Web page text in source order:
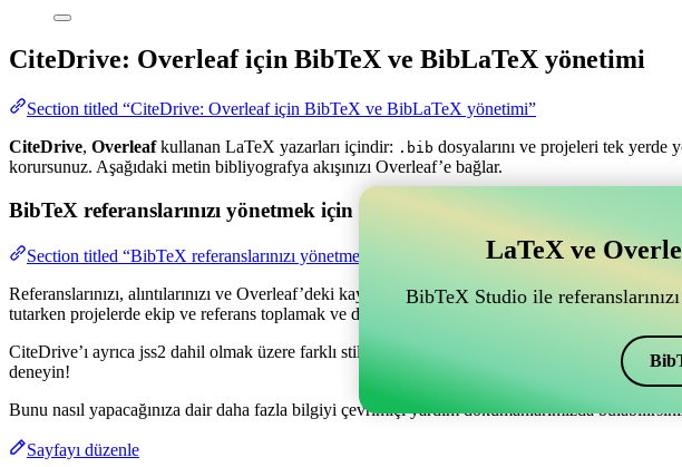
CiteDrive: Overleaf için BibTeX ve BibLaTeX yönetimi
Section titled “CiteDrive: Overleaf için BibTeX ve BibLaTeX yönetimi”
CiteDrive, Overleafkullanan LaTeX yazarları içindir: .bib dosyalarını ve projeleri tek yerde
korursunuz. Aşağıdaki metin bibliyografya akışınızı Overleaf’e bağlar.
BibTeX referanslarınızı yönetmek için Overleaf ile bağlantılı bir çevrimiçi
Section titled “BibTeX referanslarınızı yönetmek için Overleaf ile bağlantılı bir çevrimiçi
Referanslarınızı, alıntılarınızı ve Overleaf’deki kaynakçanızı yönetmeye yardımcı olacak
tutarken projelerde ekip ve referans toplamak ve düzenlemek için olanak sağlar.
CiteDrive’ı ayrıca jss2 dahil olmak üzere farklı stillerde kaynakçalar ve alıntılar oluşturmak
deneyin!
Bunu nasıl yapacağınıza dair daha fazla bilgiyi çevrimiçi yardım dokümanlarımızda
Sayfayı düzenle
LaTeX ve
BibTeX Studio ile